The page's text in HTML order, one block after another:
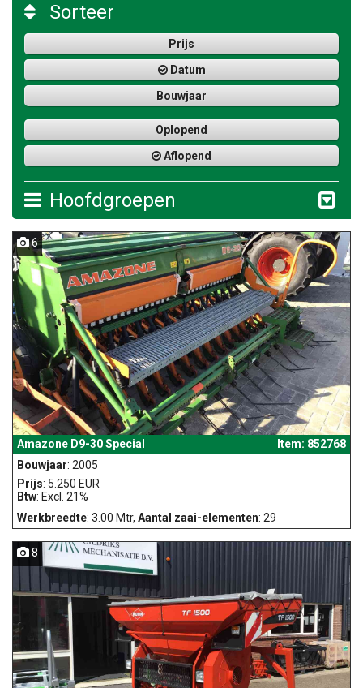
Sorteer
Prijs
Datum
Bouwjaar
Oplopend
Aflopend
Hoofdgroepen
6
Amazone D9-30 Special
Item: 852768
Bouwjaar: 2005
Prijs: 5.250 EUR
Btw: Excl. 21%
Werkbreedte: 3.00 Mtr, Aantal zaai-elementen: 29
8